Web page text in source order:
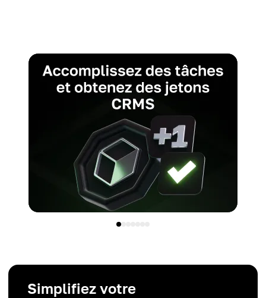
Simplifiez votre